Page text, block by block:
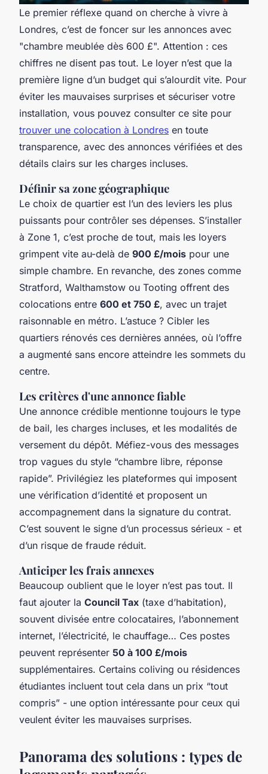
Le premier réflexe quand on cherche à vivre à
Londres, c’est de foncer sur les annonces avec
"chambre meublée dès 600 £". Attention : ces
chiffres ne disent pas tout. Le loyer n’est que la
première ligne d’un budget qui s’alourdit vite. Pour
éviter les mauvaises surprises et sécuriser votre
installation, vous pouvez consulter ce site pour
trouver une colocation à Londres en toute
transparence, avec des annonces vérifiées et des
détails clairs sur les charges incluses.
Définir sa zone géographique
Le choix de quartier est l’un des leviers les plus
puissants pour contrôler ses dépenses. S’installer
à Zone 1, c’est proche de tout, mais les loyers
grimpent vite au-delà de 900 £/mois pour une
simple chambre. En revanche, des zones comme
Stratford, Walthamstow ou Tooting offrent des
colocations entre 600 et 750 £, avec un trajet
raisonnable en métro. L’astuce ? Cibler les
quartiers rénovés ces dernières années, où l’offre
a augmenté sans encore atteindre les sommets du
centre.
Les critères d'une annonce fiable
Une annonce crédible mentionne toujours le type
de bail, les charges incluses, et les modalités de
versement du dépôt. Méfiez-vous des messages
trop vagues du style “chambre libre, réponse
rapide”. Privilégiez les plateformes qui imposent
une vérification d’identité et proposent un
accompagnement dans la signature du contrat.
C’est souvent le signe d’un processus sérieux - et
d’un risque de fraude réduit.
Anticiper les frais annexes
Beaucoup oublient que le loyer n’est pas tout. Il
faut ajouter la Council Tax (taxe d’habitation),
souvent divisée entre colocataires, l’abonnement
internet, l’électricité, le chauffage… Ces postes
peuvent représenter 50 à 100 £/mois
supplémentaires. Certains coliving ou résidences
étudiantes incluent tout cela dans un prix “tout
compris” - une option intéressante pour ceux qui
veulent éviter les mauvaises surprises.
Panorama des solutions : types de